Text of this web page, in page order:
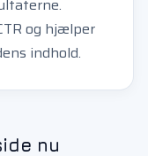
og hjælper
indhold.
nu